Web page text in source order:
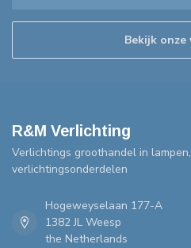
Bekijk onze
R&M Verlichting
Verlichtings groothandel in
verlichtingsonderdelen
Hogeweyselaan 177-A
1382 JL Weesp
the Netherlands